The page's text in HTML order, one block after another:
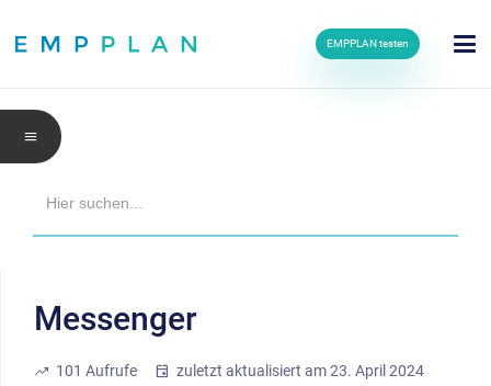
EMPPLAN testen
Messenger
trending_up 101 Aufrufe event zuletzt aktualisiert am23. April 2024
menu